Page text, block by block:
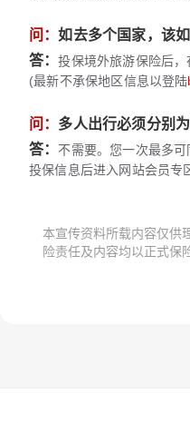
问：如去多个国家，该
答：投保境外旅游保险后
(最新不承保地区信息以登陆
问： 多人出行必须分别
答： 不需要。您一次最多
投保信息后进入网站会员专
本宣传资料所载内容仅供
险责任及内容均以正式保